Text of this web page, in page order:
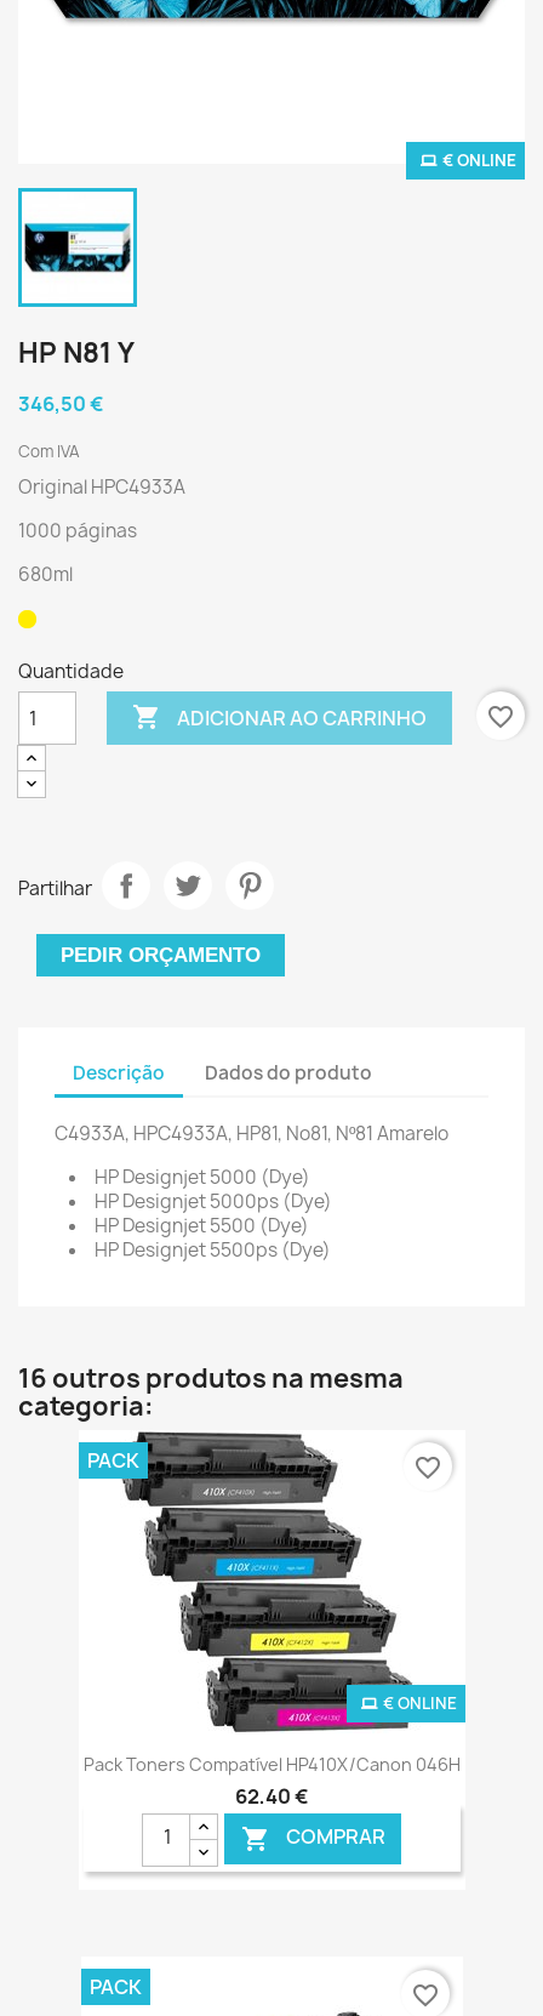
€ ONLINE
HP N81 Y
346,50 €
Com IVA
Original HPC4933A
1000 páginas
680ml
Quantidade
 ADICIONAR AO CARRINHO favorite_border
Partilhar
PEDIR ORÇAMENTO
Descrição Dados do produto
C4933A, HPC4933A, HP81, No81, Nº81 Amarelo
HP Designjet 5000 (Dye)
HP Designjet 5000ps (Dye)
HP Designjet 5500 (Dye)
HP Designjet 5500ps (Dye)
16 outros produtos na mesma
categoria:
Pack Toners Compatível HP410X/Canon 046H
62,40 €
 COMPRAR
€ ONLINE
PACK favorite_border
PACK favorite_border